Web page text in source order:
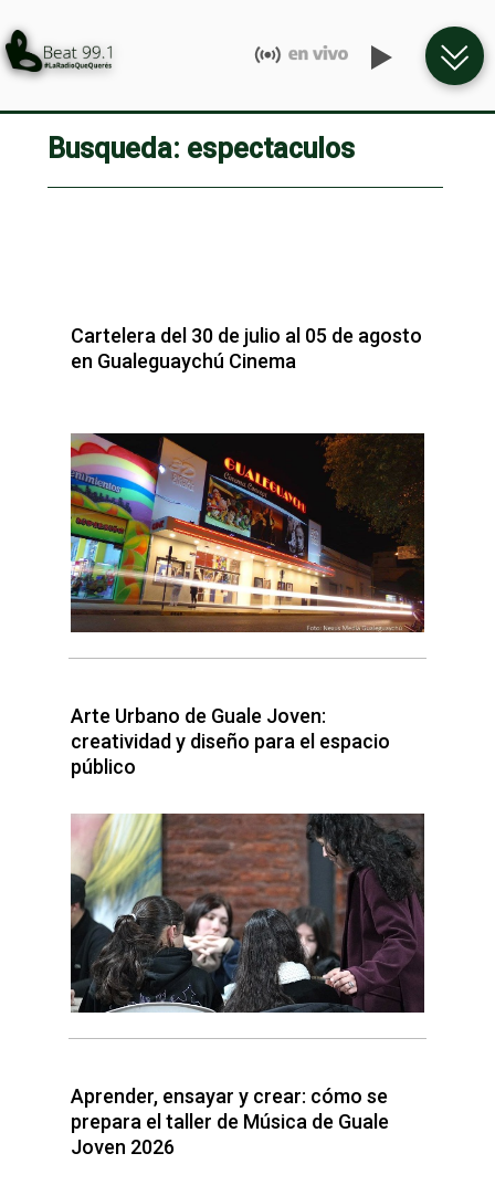
Busqueda: espectaculos
Cartelera del 30 de julio al 05 de agosto
en Gualeguaychú Cinema
Arte Urbano de Guale Joven:
creatividad y diseño para el espacio
público
Aprender, ensayar y crear: cómo se
prepara el taller de Música de Guale
Joven 2026